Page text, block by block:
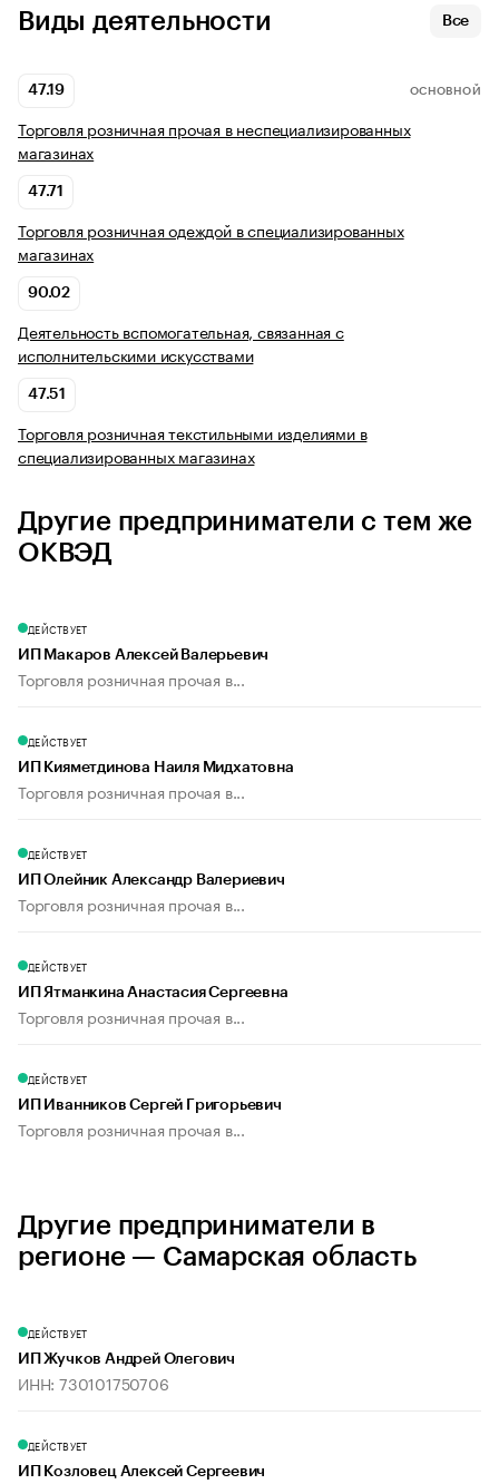
Виды деятельности Все
47.19 ОСНОВНОЙ
Торговля розничная прочая в неспециализированных
магазинах
47.71
Торговля розничная одеждой в специализированных
магазинах
90.02
Деятельность вспомогательная, связанная с
исполнительскими искусствами
47.51
Торговля розничная текстильными изделиями в
специализированных магазинах
Другие предприниматели с тем же
ОКВЭД
ДЕЙСТВУЕТ
ИП Макаров Алексей Валерьевич
Торговля розничная прочая в...
ДЕЙСТВУЕТ
ИП Кияметдинова Наиля Мидхатовна
Торговля розничная прочая в...
ДЕЙСТВУЕТ
ИП Олейник Александр Валериевич
Торговля розничная прочая в...
ДЕЙСТВУЕТ
ИП Ятманкина Анастасия Сергеевна
Торговля розничная прочая в...
ДЕЙСТВУЕТ
ИП Иванников Сергей Григорьевич
Торговля розничная прочая в...
Другие предприниматели в
регионе — Самарская область
ДЕЙСТВУЕТ
ИП Жучков Андрей Олегович
ИНН: 730101750706
ДЕЙСТВУЕТ
ИП Козловец Алексей Сергеевич